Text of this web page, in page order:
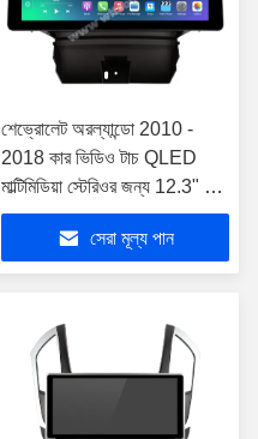
শেভ্রোলেট অরল্যান্ডো 2010 -
2018 কার ভিডিও টাচ QLED
মাল্টিমিডিয়া স্টেরিওর জন্য 12.3" স্মার্ট
আল্ট্রা ওয়াইড স্ক্রীন
সেরা মূল্য পান